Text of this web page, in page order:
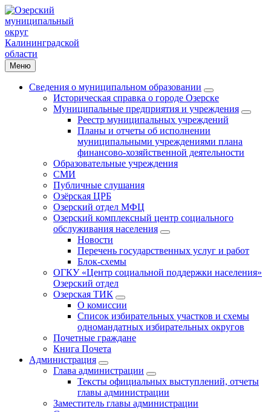
Меню
Сведения о муниципальном образовании
Историческая справка о городе Озерске
Муниципальные предприятия и учреждения
Реестр муниципальных учреждений
Планы и отчеты об исполнении
муниципальными учреждениями плана
финансово-хозяйственной деятельности
Образовательные учреждения
СМИ
Публичные слушания
Озёрская ЦРБ
Озерский отдел МФЦ
Озерский комплексный центр социального
обслуживания населения
Новости
Перечень государственных услуг и работ
Блок-схемы
ОГКУ «Центр социальной поддержки населения»
Озерский отдел
Озерская ТИК
О комиссии
Список избирательных участков и схемы
одномандатных избирательных округов
Почетные граждане
Книга Почета
Администрация
Глава администрации
Тексты официальных выступлений, отчеты
главы администрации
Заместитель главы администрации